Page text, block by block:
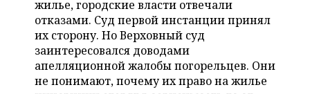
ONLINE-КОНФЕРЕНЦИИ
ОТКРЫТАЯ ЛЕКЦИЯ
ХОККЕЙ
БАСКЕТБОЛ
ВЛАСТЬ
ИНФРАСТРУКТУРА
СЮЖЕТЫ
СПРАВОЧНИК
жилье, городские власти отвечали
отказами. Суд первой инстанции принял
их сторону. Но Верховный суд
заинтересовался доводами
апелляционной жалобы погорельцев. Они
не понимают, почему их право на жилье